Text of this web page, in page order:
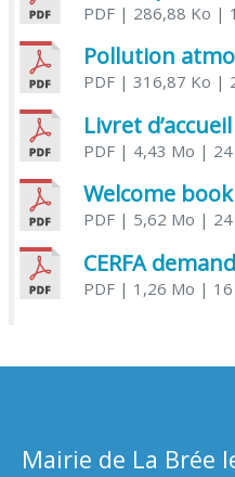
PDF| 286,88 Ko |
Pollution
PDF| 316,87 Ko |
Livret
PDF| 4,43 Mo | 24
Welcome
PDF| 5,62 Mo | 24
PDF| 1,26 Mo | 16
Mairie de La Brée